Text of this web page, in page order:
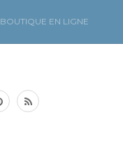
BOUTIQUE EN LIGNE